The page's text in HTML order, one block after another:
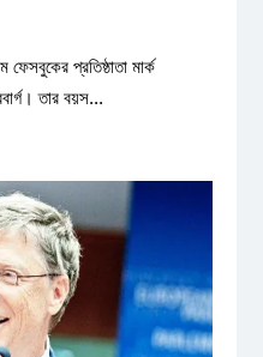
ফেসবুকের প্রতিষ্ঠাতা মার্ক
তার বয়স...